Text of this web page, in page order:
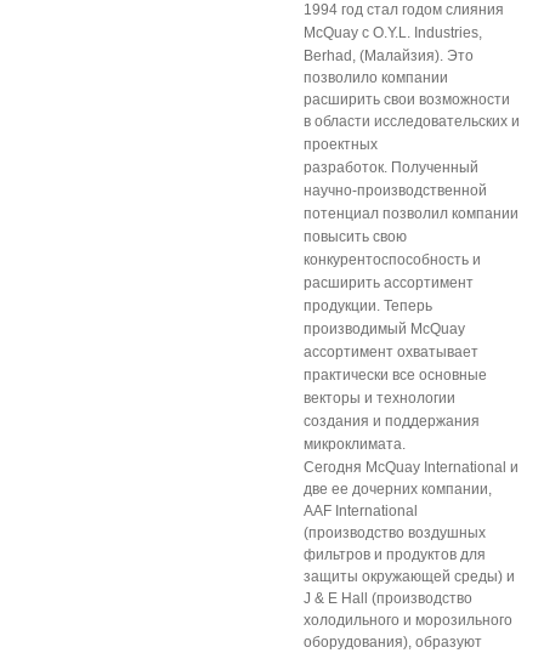
1994 год стал годом слияния
McQuay с O.Y.L. Industries,
Berhad, (Малайзия). Это
позволило компании
расширить свои возможности
в области исследовательских и
проектных
разработок. Полученный
научно-производственной
потенциал позволил компании
повысить свою
конкурентоспособность и
расширить ассортимент
продукции. Теперь
производимый McQuay
ассортимент охватывает
практически все основные
векторы и технологии
создания и поддержания
микроклимата.
Сегодня McQuay International и
две ее дочерних компании,
AAF International
(производство воздушных
фильтров и продуктов для
защиты окружающей среды) и
J & Е Hall (производство
холодильного и морозильного
оборудования), образуют